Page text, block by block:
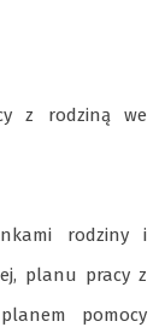
z rodziną we
rodziny i
planu pracy z
pomocy